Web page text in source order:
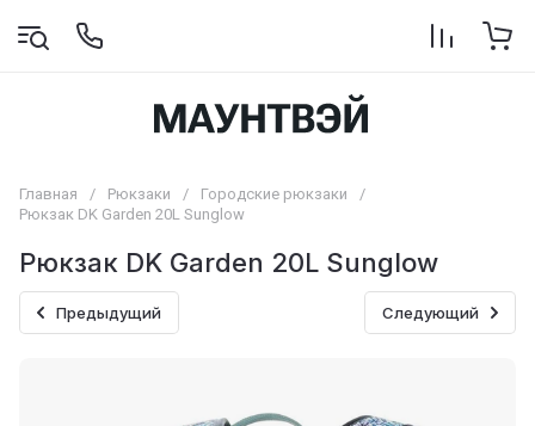
Главная / Рюкзаки / Городские рюкзаки
/
Рюкзак DK Garden 20L Sunglow
Рюкзак DK Garden 20L Sunglow
Предыдущий Следующий